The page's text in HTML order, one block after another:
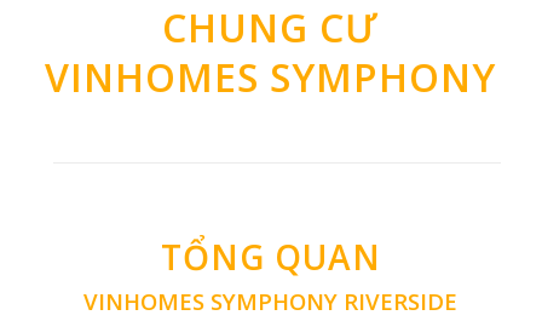
CHUNG CƯ
VINHOMES SYMPHONY
TỔNG QUAN
VINHOMES SYMPHONY RIVERSIDE